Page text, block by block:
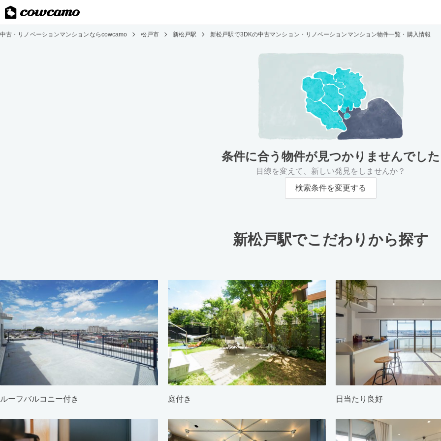
中古・リノベーションマンションならcowcamo 松戸市 新松戸駅 新松戸駅で3DKの中古マンション・リノベーションマンション物件一覧・購入情報
条件に合う物件が見つかりませんでした
目線を変えて、新しい発見をしませんか？
検索条件を変更する
新松戸駅でこだわりから探す
ルーフバルコニー付き 庭付き 日当たり良好